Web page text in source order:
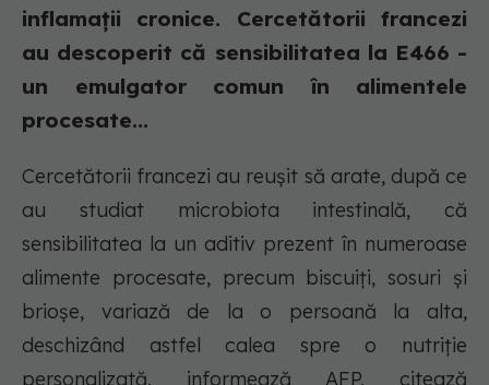
inflamații cronice. Cercetătorii francezi
au descoperit că sensibilitatea la E466 -
un emulgator comun în alimentele
procesate...
Cercetătorii francezi au reuşit să arate, după ce
au studiat microbiota intestinală, că
sensibilitatea la un aditiv prezent în numeroase
alimente procesate, precum biscuiţi, sosuri şi
brioşe, variază de la o persoană la alta,
deschizând astfel calea spre o nutriţie
personalizată, informează AFP, citează